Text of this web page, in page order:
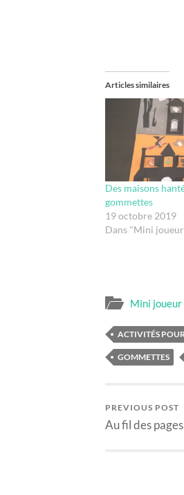
Articles similaires
Des maisons
gommettes
19 octobre 2019
Dans "Mini
Mini joueur
ACTIVITÉS
GOMMETTES
PREVIOUS POST
Au fil des